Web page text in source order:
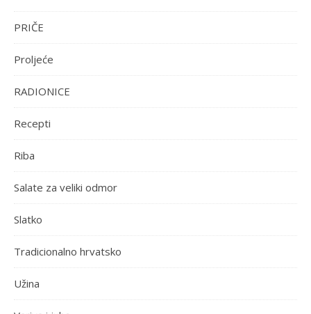
PRIČE
Proljeće
RADIONICE
Recepti
Riba
Salate za veliki odmor
Slatko
Tradicionalno hrvatsko
Užina